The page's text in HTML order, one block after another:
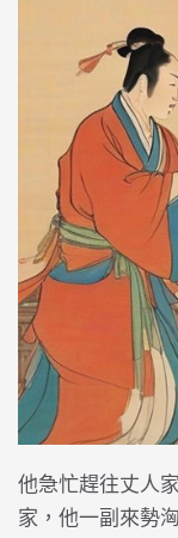
他急忙趕往丈人
家，他一副來勢